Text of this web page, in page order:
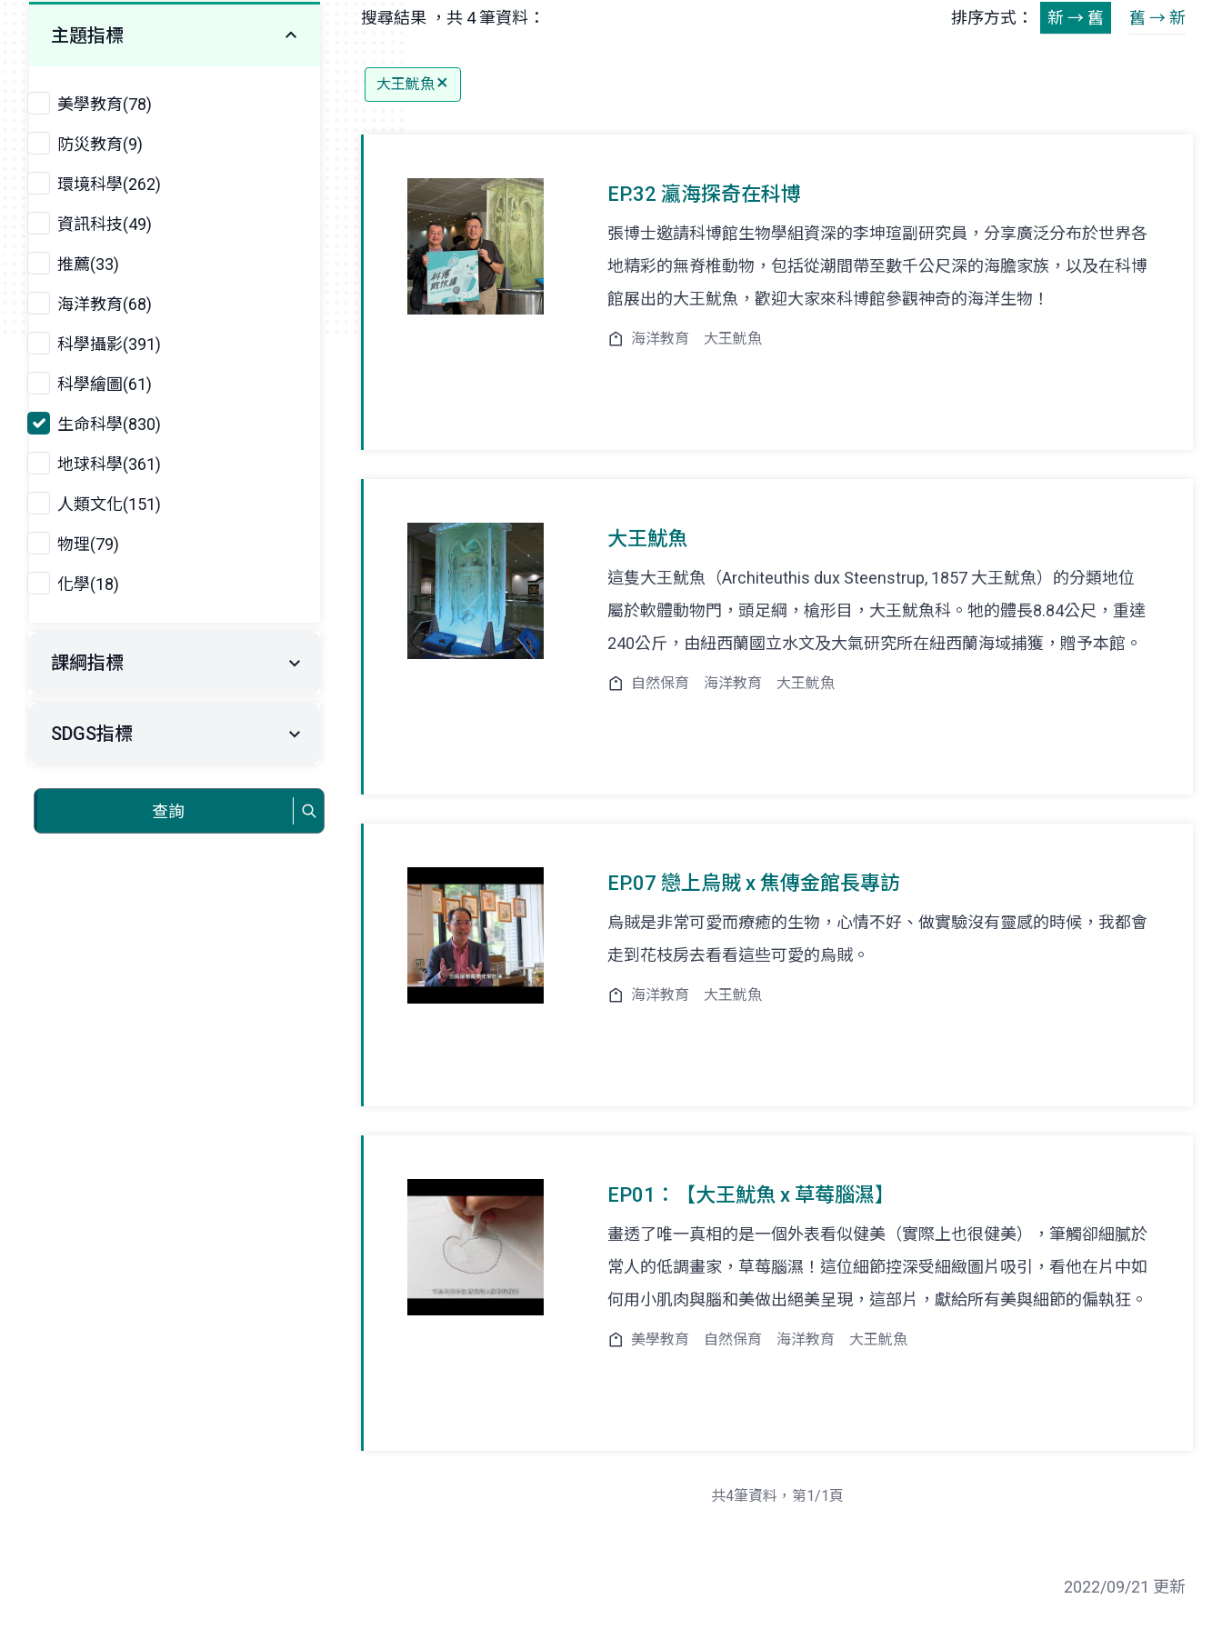
主題指標
美學教育(78)
防災教育(9)
環境科學(262)
資訊科技(49)
推薦(33)
海洋教育(68)
科學攝影(391)
科學繪圖(61)
生命科學(830)
地球科學(361)
人類文化(151)
物理(79)
化學(18)
課綱指標
SDGS指標
查詢
搜尋結果 ，共 4 筆資料： 排序方式： 新 → 舊 舊 → 新
大王魷魚
EP.32 瀛海探奇在科博
張博士邀請科博館生物學組資深的李坤瑄副研究員，分享廣泛分布於世界各
地精彩的無脊椎動物，包括從潮間帶至數千公尺深的海膽家族，以及在科博
館展出的大王魷魚，歡迎大家來科博館參觀神奇的海洋生物！
海洋教育 大王魷魚
大王魷魚
這隻大王魷魚（Architeuthis dux Steenstrup, 1857 大王魷魚）的分類地位
屬於軟體動物門，頭足綱，槍形目，大王魷魚科。牠的體長8.84公尺，重達
240公斤，由紐西蘭國立水文及大氣研究所在紐西蘭海域捕獲，贈予本館。
自然保育 海洋教育 大王魷魚
EP.07 戀上烏賊 x 焦傳金館長專訪
烏賊是非常可愛而療癒的生物，心情不好、做實驗沒有靈感的時候，我都會
走到花枝房去看看這些可愛的烏賊。
海洋教育 大王魷魚
EP01：【大王魷魚 x 草莓腦濕】
畫透了唯一真相的是一個外表看似健美（實際上也很健美），筆觸卻細膩於
常人的低調畫家，草莓腦濕！這位細節控深受細緻圖片吸引，看他在片中如
何用小肌肉與腦和美做出絕美呈現，這部片，獻給所有美與細節的偏執狂。
美學教育 自然保育 海洋教育 大王魷魚
共4筆資料，第1/1頁
2022/09/21 更新